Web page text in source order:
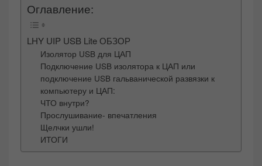
Оглавление:
LHY UIP USB Lite ОБЗОР
Изолятор USB для ЦАП
Подключение USB изолятора к ЦАП или
подключение USB гальванической развязки к
компьютеру и ЦАП:
ЧТО внутри?
Прослушивание- впечатления
Щелчки ушли!
ИТОГИ